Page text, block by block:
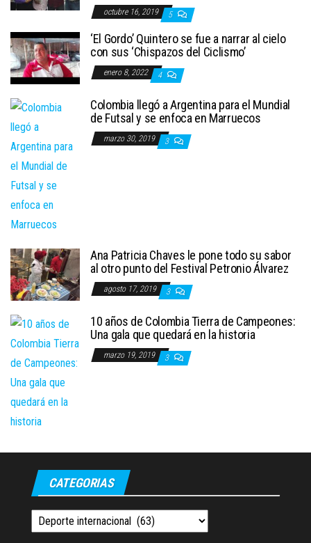
octubre 16, 2019 5
‘El Gordo’ Quintero se fue a narrar al cielo
con sus ‘Chispazos del Ciclismo’
enero 8, 2022 4
Colombia llegó a Argentina para el Mundial
de Futsal y se enfoca en Marruecos
marzo 30, 2019 3
Ana Patricia Chaves le pone todo su sabor
al otro punto del Festival Petronio Álvarez
agosto 17, 2019 3
10 años de Colombia Tierra de Campeones:
Una gala que quedará en la historia
marzo 19, 2019 3
CATEGORIAS
Categorias